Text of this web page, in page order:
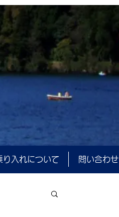
り入れについて 問い合わせ